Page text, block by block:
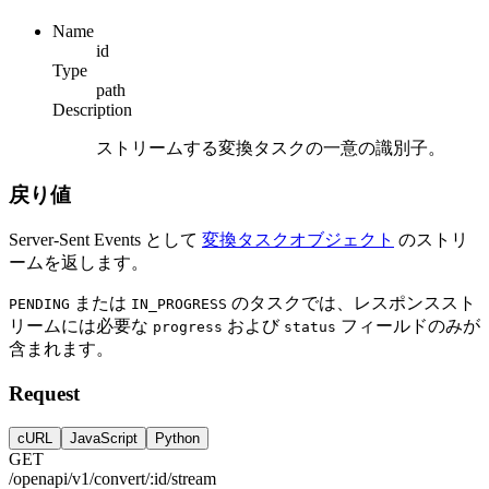
Name
id
Type
path
Description
ストリームする変換タスクの一意の識別子。
戻り値
Server-Sent Events として 変換タスクオブジェクト のストリ
ームを返します。
PENDING または IN_PROGRESS のタスクでは、レスポンススト
リームには必要な progress および status フィールドのみが
含まれます。
Request
cURL JavaScript Python
GET
/openapi/v1/convert/:id/stream